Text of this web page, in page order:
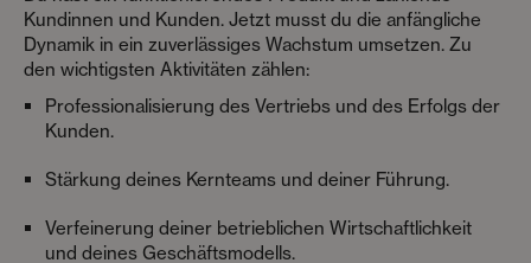
Kundinnen und Kunden. Jetzt musst du die anfängliche
Dynamik in ein zuverlässiges Wachstum umsetzen. Zu
den wichtigsten Aktivitäten zählen:
Professionalisierung des Vertriebs und des Erfolgs der
Kunden.
Stärkung deines Kernteams und deiner Führung.
Verfeinerung deiner betrieblichen Wirtschaftlichkeit
und deines Geschäftsmodells.